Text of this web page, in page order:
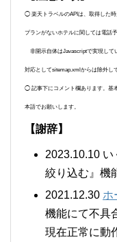
◯ 楽天トラベルのAPIは、取得した
プランがないホテルに関しては電話
非開示自体はJavascriptで実現して
対応としてsitemap.xmlからは除外し
◯ 記事下にコメント欄あります。基
本語でお願いします。
【謝辞】
2023.10.10
絞り込む』機
2021.12.30 ホ
機能にて不具
現在正常に動